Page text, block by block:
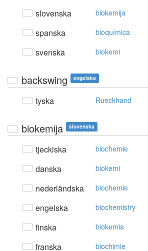
slovenska biokemija
spanska bioquímica
svenska biokemi
backswing engelska
tyska Rueckhand
biokemija slovenska
tjeckiska biochemie
danska biokemi
nederländska biochemie
engelska biochemistry
finska biokemia
franska biochimie